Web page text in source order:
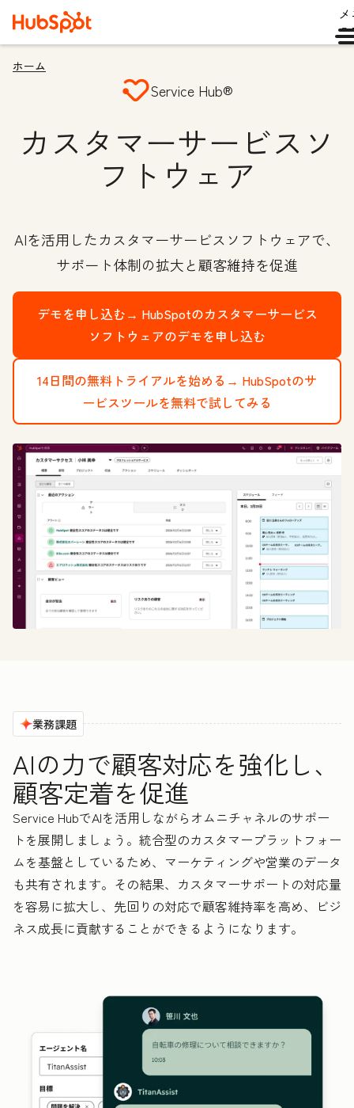
ホーム
Service Hub®
カスタマーサービスソ
フトウェア
AIを活用したカスタマーサービスソフトウェアで、
サポート体制の拡大と顧客維持を促進
デモを申し込む→ HubSpotのカスタマーサービス
ソフトウェアのデモを申し込む
14日間の無料トライアルを始める→ HubSpotのサ
ービスツールを無料で試してみる
業務課題
AIの力で顧客対応を強化し、
顧客定着を促進
Service HubでAIを活用しながらオムニチャネルのサポー
トを展開しましょう。統合型のカスタマープラットフォー
ムを基盤としているため、マーケティングや営業のデータ
も共有されます。その結果、カスタマーサポートの対応量
を容易に拡大し、先回りの対応で顧客維持率を高め、ビジ
ネス成長に貢献することができるようになります。